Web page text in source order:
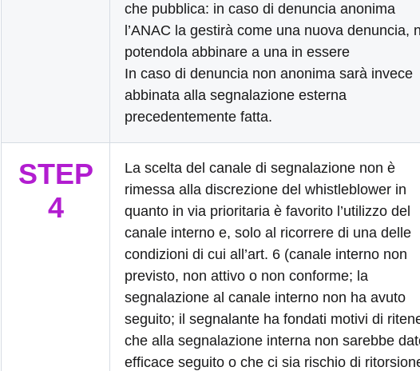
che pubblica: in caso di denuncia anonima
l’ANAC la gestirà come una nuova denuncia,
potendola abbinare a una in essere
In caso di denuncia non anonima sarà invece
abbinata alla segnalazione esterna
precedentemente fatta.
STEP
4
La scelta del canale di segnalazione non è
rimessa alla discrezione del whistleblower in
quanto in via prioritaria è favorito l’utilizzo del
canale interno e, solo al ricorrere di una delle
condizioni di cui all’art. 6 (canale interno non
previsto, non attivo o non conforme; la
segnalazione al canale interno non ha avuto
seguito; il segnalante ha fondati motivi di
che alla segnalazione interna non sarebbe
efficace seguito o che ci sia rischio di